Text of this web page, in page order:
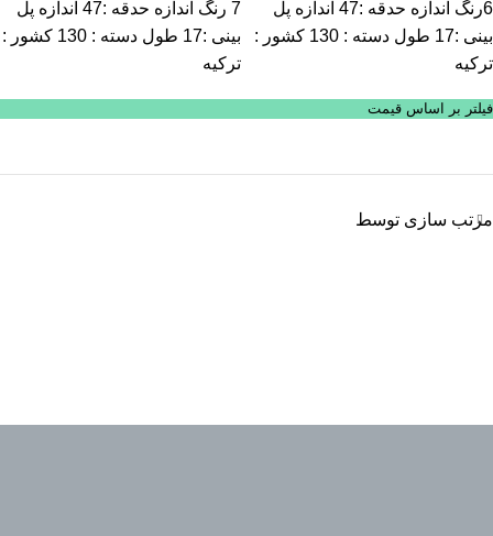
فیلتر بر اساس قیمت
مرتب سازی توسط
6رنگ اندازه حدقه :47 اندازه پل
بینی :17 طول دسته : 130 کشور :
ترکیه
7 رنگ اندازه حدقه :47 اندازه پل
بینی :17 طول دسته : 130 کشور :
ترکیه